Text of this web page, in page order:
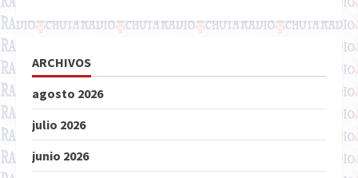
ARCHIVOS
agosto 2026
julio 2026
junio 2026